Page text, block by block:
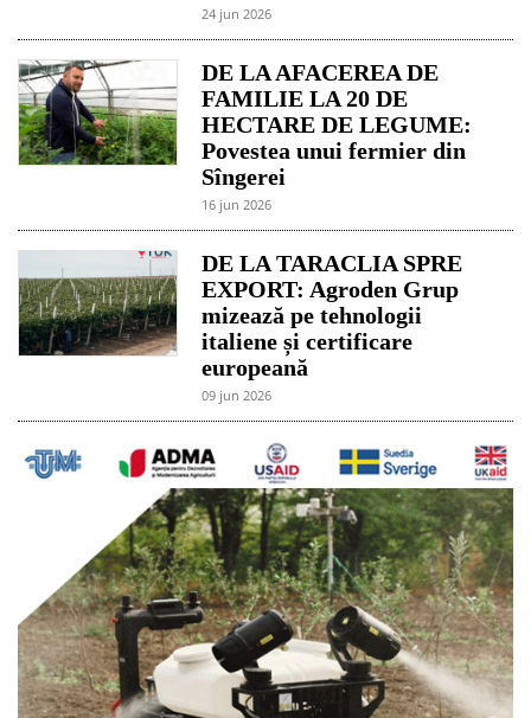
24 jun 2026
DE LA AFACEREA DE
FAMILIE LA 20 DE
HECTARE DE LEGUME:
Povestea unui fermier din
Sîngerei
16 jun 2026
DE LA TARACLIA SPRE
EXPORT: Agroden Grup
mizează pe tehnologii
italiene și certificare
europeană
09 jun 2026